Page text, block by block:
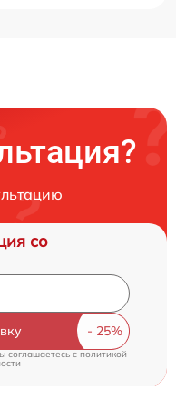
со
соглашаетесь cполитикой